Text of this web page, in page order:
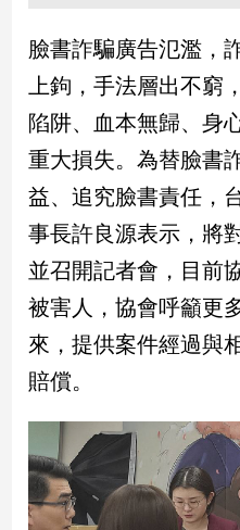
政
治
政
治
焦
觀
點
民
調
國
會
焦
觀
點
臉書詐騙廣告氾濫，
上鉤，手法層出不窮
陷阱、血本無歸、身
重大損失。為替臉書
益、追究臉書責任，
事長許良源表示，將
並召開記者會，目前
被害人，協會呼籲更
來，提供案件經過與
賠償。